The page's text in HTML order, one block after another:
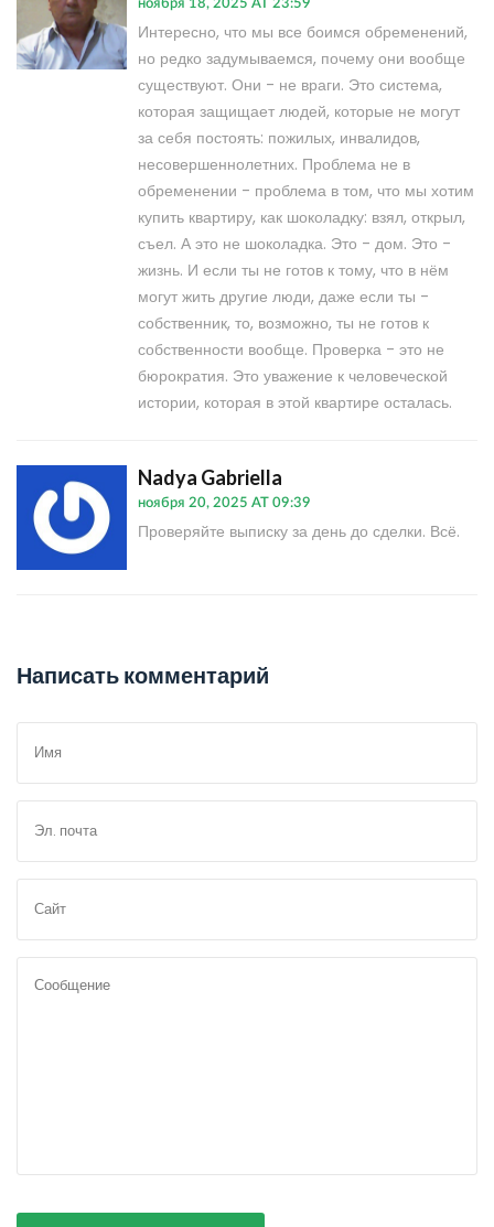
ноября 18, 2025 AT 23:59
Интересно, что мы все боимся обременений,
но редко задумываемся, почему они вообще
существуют. Они - не враги. Это система,
которая защищает людей, которые не могут
за себя постоять: пожилых, инвалидов,
несовершеннолетних. Проблема не в
обременении - проблема в том, что мы хотим
купить квартиру, как шоколадку: взял, открыл,
съел. А это не шоколадка. Это - дом. Это -
жизнь. И если ты не готов к тому, что в нём
могут жить другие люди, даже если ты -
собственник, то, возможно, ты не готов к
собственности вообще. Проверка - это не
бюрократия. Это уважение к человеческой
истории, которая в этой квартире осталась.
Nadya Gabriella
ноября 20, 2025 AT 09:39
Проверяйте выписку за день до сделки. Всё.
Написать комментарий